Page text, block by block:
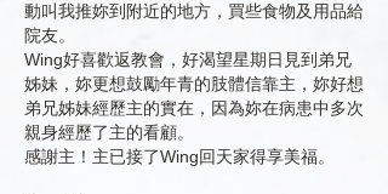
動叫我推妳到附近的地方，買些食物及用品給
院友。
Wing好喜歡返教會，好渴望星期日見到弟兄
姊妹，妳更想鼓勵年青的肢體信靠主，妳好想
弟兄姊妹經歷主的實在，因為妳在病患中多次
親身經歷了主的看顧。
感謝主！主已接了Wing回天家得享美福。